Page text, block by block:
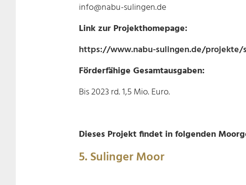
info@nabu-sulingen.de
Link zur Projekthomepage:
https://www.nabu-sulingen.de/projekte/
Förderfähige Gesamtausgaben:
Bis 2023 rd. 1,5 Mio. Euro.
Dieses Projekt findet in folgenden
5. Sulinger Moor